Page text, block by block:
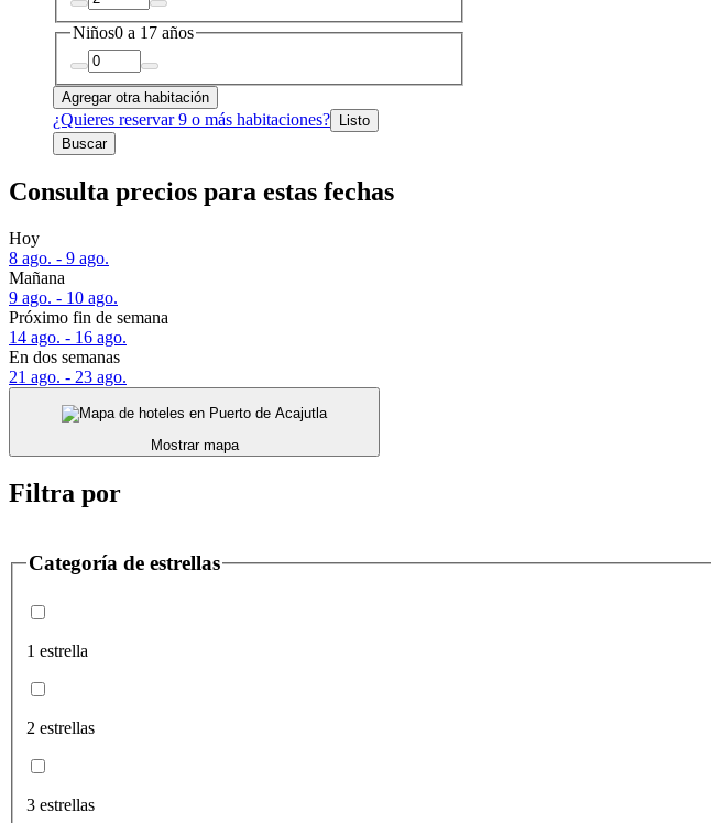
Niños0 a 17 años
Agregar otra habitación
¿Quieres reservar 9 o más habitaciones? Listo
Buscar
Consulta precios para estas fechas
Hoy
8 ago. - 9 ago.
Mañana
9 ago. - 10 ago.
Próximo fin de semana
14 ago. - 16 ago.
En dos semanas
21 ago. - 23 ago.
Mostrar mapa
Filtra por
Categoría de estrellas
1 estrella
2 estrellas
3 estrellas